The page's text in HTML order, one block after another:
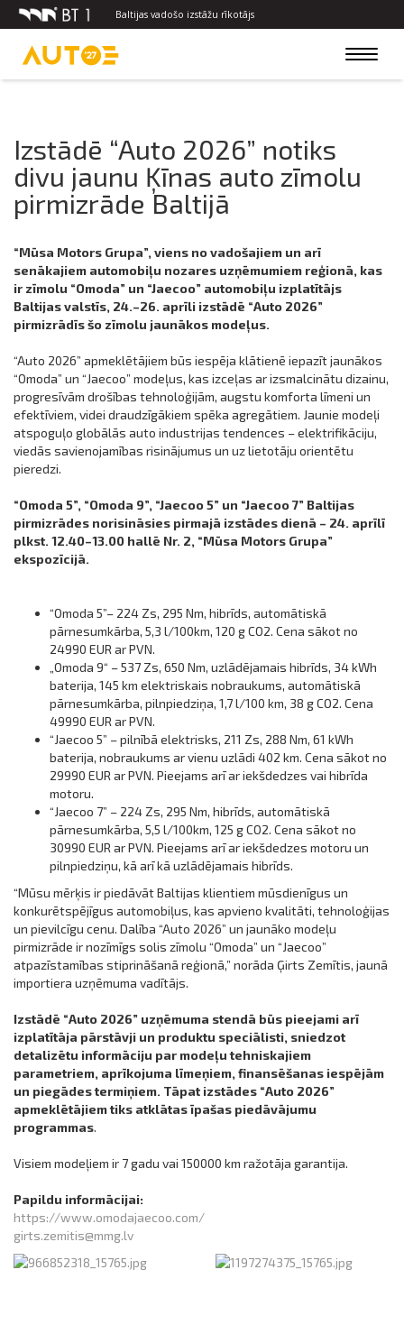
Baltijas vadošo izstāžu rīkotājs
Toggle
Izstādē “Auto 2026” notiks
divu jaunu Ķīnas auto zīmolu
pirmizrāde Baltijā
“Mūsa Motors Grupa”, viens no vadošajiem un arī
senākajiem automobiļu nozares uzņēmumiem reģionā, kas
ir zīmolu “Omoda” un “Jaecoo” automobiļu izplatītājs
Baltijas valstīs, 24.–26. aprīli izstādē “Auto 2026”
pirmizrādīs šo zīmolu jaunākos modeļus.
“Auto 2026” apmeklētājiem būs iespēja klātienē iepazīt jaunākos
“Omoda” un “Jaecoo” modeļus, kas izceļas ar izsmalcinātu dizainu,
progresīvām drošības tehnoloģijām, augstu komforta līmeni un
efektīviem, videi draudzīgākiem spēka agregātiem. Jaunie modeļi
atspoguļo globālās auto industrijas tendences – elektrifikāciju,
viedās savienojamības risinājumus un uz lietotāju orientētu
pieredzi.
“Omoda 5”, “Omoda 9”, “Jaecoo 5” un “Jaecoo 7” Baltijas
pirmizrādes norisināsies pirmajā izstādes dienā – 24. aprīlī
plkst. 12.40–13.00 hallē Nr. 2, “Mūsa Motors Grupa”
ekspozīcijā.
“Omoda 5”– 224 Zs, 295 Nm, hibrīds, automātiskā
pārnesumkārba, 5,3 l/100km, 120 g CO2. Cena sākot no
24990 EUR ar PVN.
„Omoda 9“ – 537 Zs, 650 Nm, uzlādējamais hibrīds, 34 kWh
baterija, 145 km elektriskais nobraukums, automātiskā
pārnesumkārba, pilnpiedziņa, 1,7 l/100 km, 38 g CO2. Cena
49990 EUR ar PVN.
“Jaecoo 5” – pilnībā elektrisks, 211 Zs, 288 Nm, 61 kWh
baterija, nobraukums ar vienu uzlādi 402 km. Cena sākot no
29990 EUR ar PVN. Pieejams arī ar iekšdedzes vai hibrīda
motoru.
“Jaecoo 7” – 224 Zs, 295 Nm, hibrīds, automātiskā
pārnesumkārba, 5,5 l/100km, 125 g CO2. Cena sākot no
30990 EUR ar PVN. Pieejams arī ar iekšdedzes motoru un
pilnpiedziņu, kā arī kā uzlādējamais hibrīds.
“Mūsu mērķis ir piedāvāt Baltijas klientiem mūsdienīgus un
konkurētspējīgus automobiļus, kas apvieno kvalitāti, tehnoloģijas
un pievilcīgu cenu. Dalība “Auto 2026” un jaunāko modeļu
pirmizrāde ir nozīmīgs solis zīmolu “Omoda” un “Jaecoo”
atpazīstamības stiprināšanā reģionā,” norāda Ģirts Zemītis, jaunā
importiera uzņēmuma vadītājs.
Izstādē “Auto 2026” uzņēmuma stendā būs pieejami arī
izplatītāja pārstāvji un produktu speciālisti, sniedzot
detalizētu informāciju par modeļu tehniskajiem
parametriem, aprīkojuma līmeņiem, finansēšanas iespējām
un piegādes termiņiem. Tāpat izstādes “Auto 2026”
apmeklētājiem tiks atklātas īpašas piedāvājumu
programmas.
Visiem modeļiem ir 7 gadu vai 150000 km ražotāja garantija.
Papildu informācijai:
https://www.omodajaecoo.com/
girts.zemitis@mmg.lv